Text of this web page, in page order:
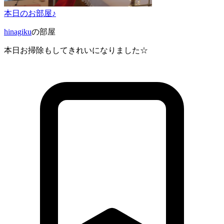
本日のお部屋♪
hinagikuの部屋
本日お掃除もしてきれいになりました☆